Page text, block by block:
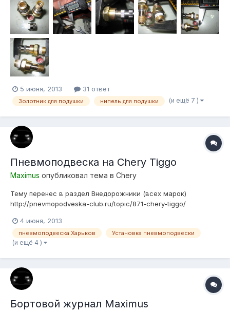
лента)! Вкрутил и забыл о утечках! Под уплотнительное
кольцо естественно есть проточ...
5 июня, 2013 31 ответ
Золотник для подушки нипель для подушки (и ещё 7 )
Пневмоподвеска на Chery Tiggo
Maximus опубликовал тема в Chery
Тему перенес в раздел Внедорожники (всех марок)
http://pnevmopodveska-club.ru/topic/871-chery-tiggo/
4 июня, 2013
пневмоподвеска Харьков Установка пневмоподвески
(и ещё 4 )
Бортовой журнал Maximus